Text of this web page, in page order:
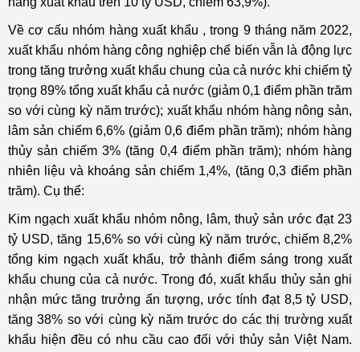
Về cơ cấu nhóm hàng xuất khẩu , trong 9 tháng năm 2022,
xuất khẩu nhóm hàng công nghiệp chế biến vẫn là động lực
trong tăng trưởng xuất khẩu chung của cả nước khi chiếm tỷ
trọng 89% tổng xuất khẩu cả nước (giảm 0,1 điểm phần trăm
so với cùng kỳ năm trước); xuất khẩu nhóm hàng nông sản,
lâm sản chiếm 6,6% (giảm 0,6 điểm phần trăm); nhóm hàng
thủy sản chiếm 3% (tăng 0,4 điểm phần trăm); nhóm hàng
nhiên liệu và khoáng sản chiếm 1,4%, (tăng 0,3 điểm phần
trăm). Cụ thể:
Kim ngạch xuất khẩu nhóm nông, lâm, thuỷ sản ước đạt 23
tỷ USD, tăng 15,6% so với cùng kỳ năm trước, chiếm 8,2%
tổng kim ngạch xuất khẩu, trở thành điểm sáng trong xuất
khẩu chung của cả nước. Trong đó, xuất khẩu thủy sản ghi
nhận mức tăng trưởng ấn tượng, ước tính đạt 8,5 tỷ USD,
tăng 38% so với cùng kỳ năm trước do các thị trường xuất
khẩu hiện đều có nhu cầu cao đối với thủy sản Việt Nam.